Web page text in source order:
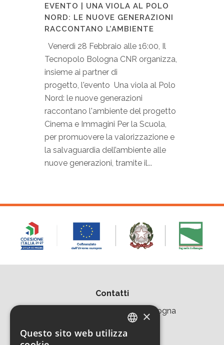
EVENTO | UNA VIOLA AL POLO
NORD: LE NUOVE GENERAZIONI
RACCONTANO L’AMBIENTE
Venerdì 28 Febbraio alle 16:00, Il
Tecnopolo Bologna CNR organizza,
insieme ai partner di
progetto, l'evento Una viola al Polo
Nord: le nuove generazioni
raccontano l'ambiente del progetto
Cinema e Immagini Per la Scuola,
per promuovere la valorizzazione e
la salvaguardia dell’ambiente alle
nuove generazioni, tramite il...
Contatti
Area della Ricerca CNR di Bologna
Via Piero Gobetti 101
×
Questo sito web utilizza